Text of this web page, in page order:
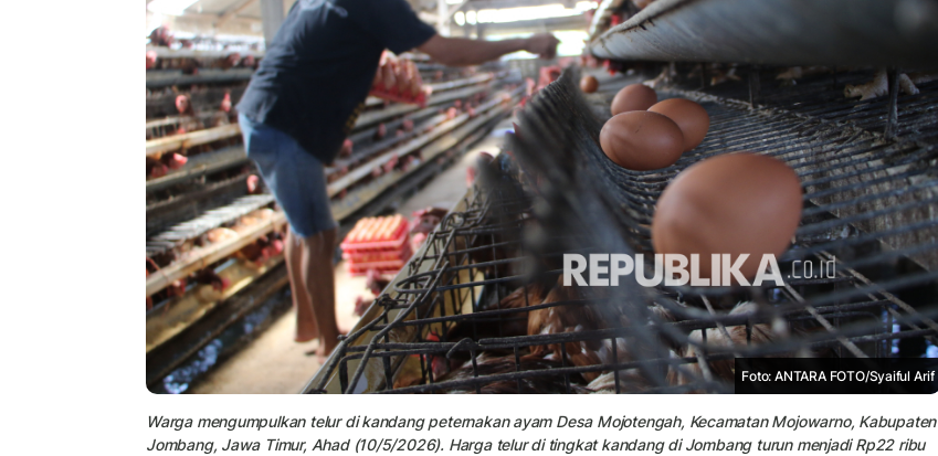
Foto: ANTARA FOTO/Syaiful Arif
Warga mengumpulkan telur di kandang peternakan ayam Desa Mojotengah, Kecamatan Mojowarno, Kabupaten
Jombang, Jawa Timur, Ahad (10/5/2026). Harga telur di tingkat kandang di Jombang turun menjadi Rp22 ribu